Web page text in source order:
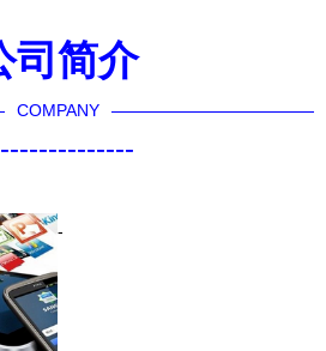
司简介
COMPANY
-